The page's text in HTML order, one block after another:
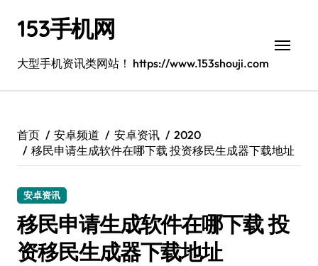
153手机网
大型手机资讯类网站！ https://www.153shouji.com
首页 安卓频道 安卓资讯
2020
移民申请生成软件在哪下载 投资移民生成器下载地址
安卓资讯
移民申请生成软件在哪下载 投
资移民生成器下载地址